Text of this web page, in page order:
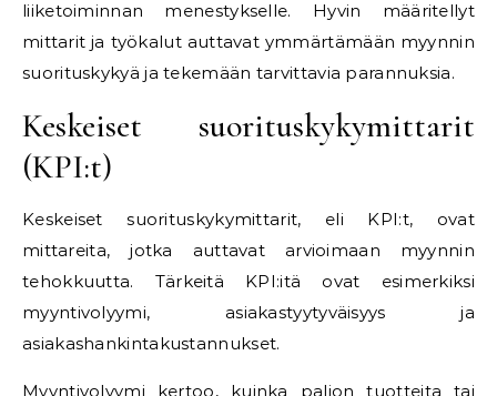
liiketoiminnan menestykselle. Hyvin määritellyt
mittarit ja työkalut auttavat ymmärtämään myynnin
suorituskykyä ja tekemään tarvittavia parannuksia.
Keskeiset suorituskykymittarit
(KPI:t)
Keskeiset suorituskykymittarit, eli KPI:t, ovat
mittareita, jotka auttavat arvioimaan myynnin
tehokkuutta. Tärkeitä KPI:itä ovat esimerkiksi
myyntivolyymi, asiakastyytyväisyys ja
asiakashankintakustannukset.
Myyntivolyymi kertoo, kuinka paljon tuotteita tai